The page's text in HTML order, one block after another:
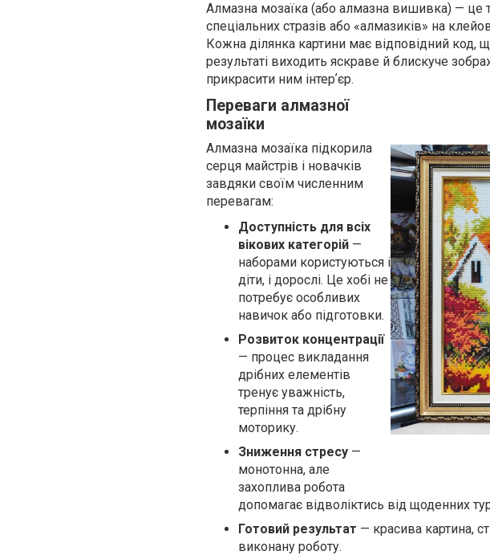
Алмазна мозаїка (або алмазна вишивка) — це
спеціальних стразів або «алмазиків» на
Кожна ділянка картини має відповідний код,
результаті виходить яскраве й блискуче
прикрасити ним інтерʼєр.
Переваги алмазної
мозаїки
Алмазна мозаїка підкорила
серця майстрів і новачків
завдяки своїм численним
перевагам:
Доступність для всіх
вікових категорій —
наборами користуються і
діти, і дорослі. Це хобі не
потребує особливих
навичок або підготовки.
Розвиток концентрації
— процес викладання
дрібних елементів
тренує уважність,
терпіння та дрібну
моторику.
Зниження стресу —
монотонна, але
захоплива робота
допомагає відволіктись від щоденних
Готовий результат — красива картина,
виконану роботу.